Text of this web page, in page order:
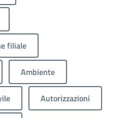
filiale
Ambiente
Autorizzazioni